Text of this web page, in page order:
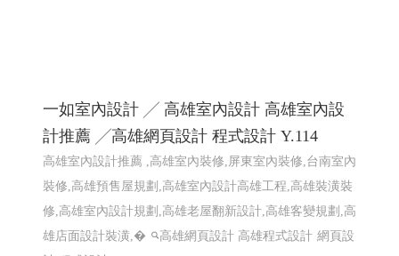
2026大鵬灣帆船生活節 X Kakao Friends -屏東
網頁設計
2026大鵬灣帆船生活節 X Kakao Friends -東港帆船節 東港
帆船競賽
屏東響應式網頁設計 高雄響應式網頁設計